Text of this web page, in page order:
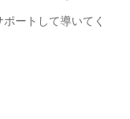
ートして導いてく